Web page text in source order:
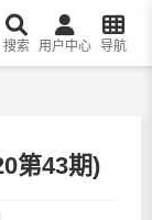
搜索 用户中心 导航
第43期)